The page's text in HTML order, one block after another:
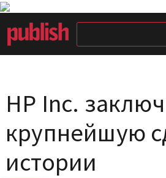
HP Inc.
крупнейшую
истории